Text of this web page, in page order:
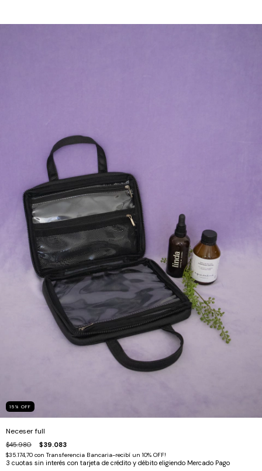
15 % OFF
Neceser full
$45.980 $39.083
$35.174,70 con Transferencia Bancaria-recibí un 10% OFF!